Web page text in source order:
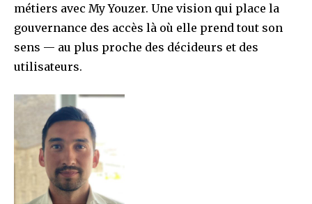
métiers avec My Youzer. Une vision qui place la
gouvernance des accès là où elle prend tout son
sens — au plus proche des décideurs et des
utilisateurs.